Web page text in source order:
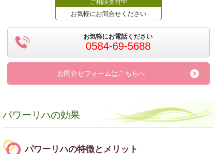
ご相談受付中
お気軽にお問合せください
お気軽にお電話ください
0584-69-5688
お問合せフォームはこちらへ
パワーリハの効果
パワーリハの特徴とメリット